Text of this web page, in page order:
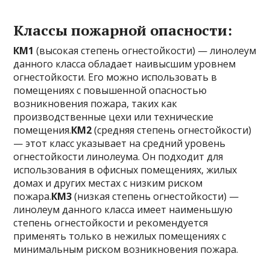
Классы пожарной опасности:
КМ1 (высокая степень огнестойкости) — линолеум
данного класса обладает наивысшим уровнем
огнестойкости. Его можно использовать в
помещениях с повышенной опасностью
возникновения пожара, таких как
производственные цехи или технические
помещения.КМ2(средняя степень огнестойкости)
— этот класс указывает на средний уровень
огнестойкости линолеума. Он подходит для
использования в офисных помещениях, жилых
домах и других местах с низким риском
пожара.КМ3(низкая степень огнестойкости) —
линолеум данного класса имеет наименьшую
степень огнестойкости и рекомендуется
применять только в нежилых помещениях с
минимальным риском возникновения пожара.